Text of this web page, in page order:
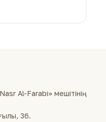
Al-Farabi» мешітінің
36.